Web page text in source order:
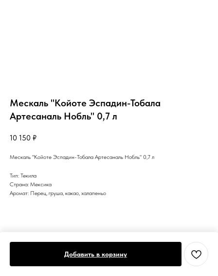
Мескаль "Койоте Эспадин-Тобала
Артесаналь Нобль" 0,7 л
10 150 ₽
Добавить в корзину
Мескаль "Койоте Эспадин-Тобала Артесаналь Нобль" 0,7 л
Тип: Текила
Страна: Мексика
Аромат: Перец, груша, какао, халапеньо